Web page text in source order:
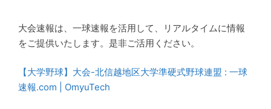
大会速報は、一球速報を活用して、リアルタイムに情報
をご提供いたします。是非ご活用ください。
【大学野球】大会-北信越地区大学準硬式野球連盟 : 一球
速報.com | OmyuTech